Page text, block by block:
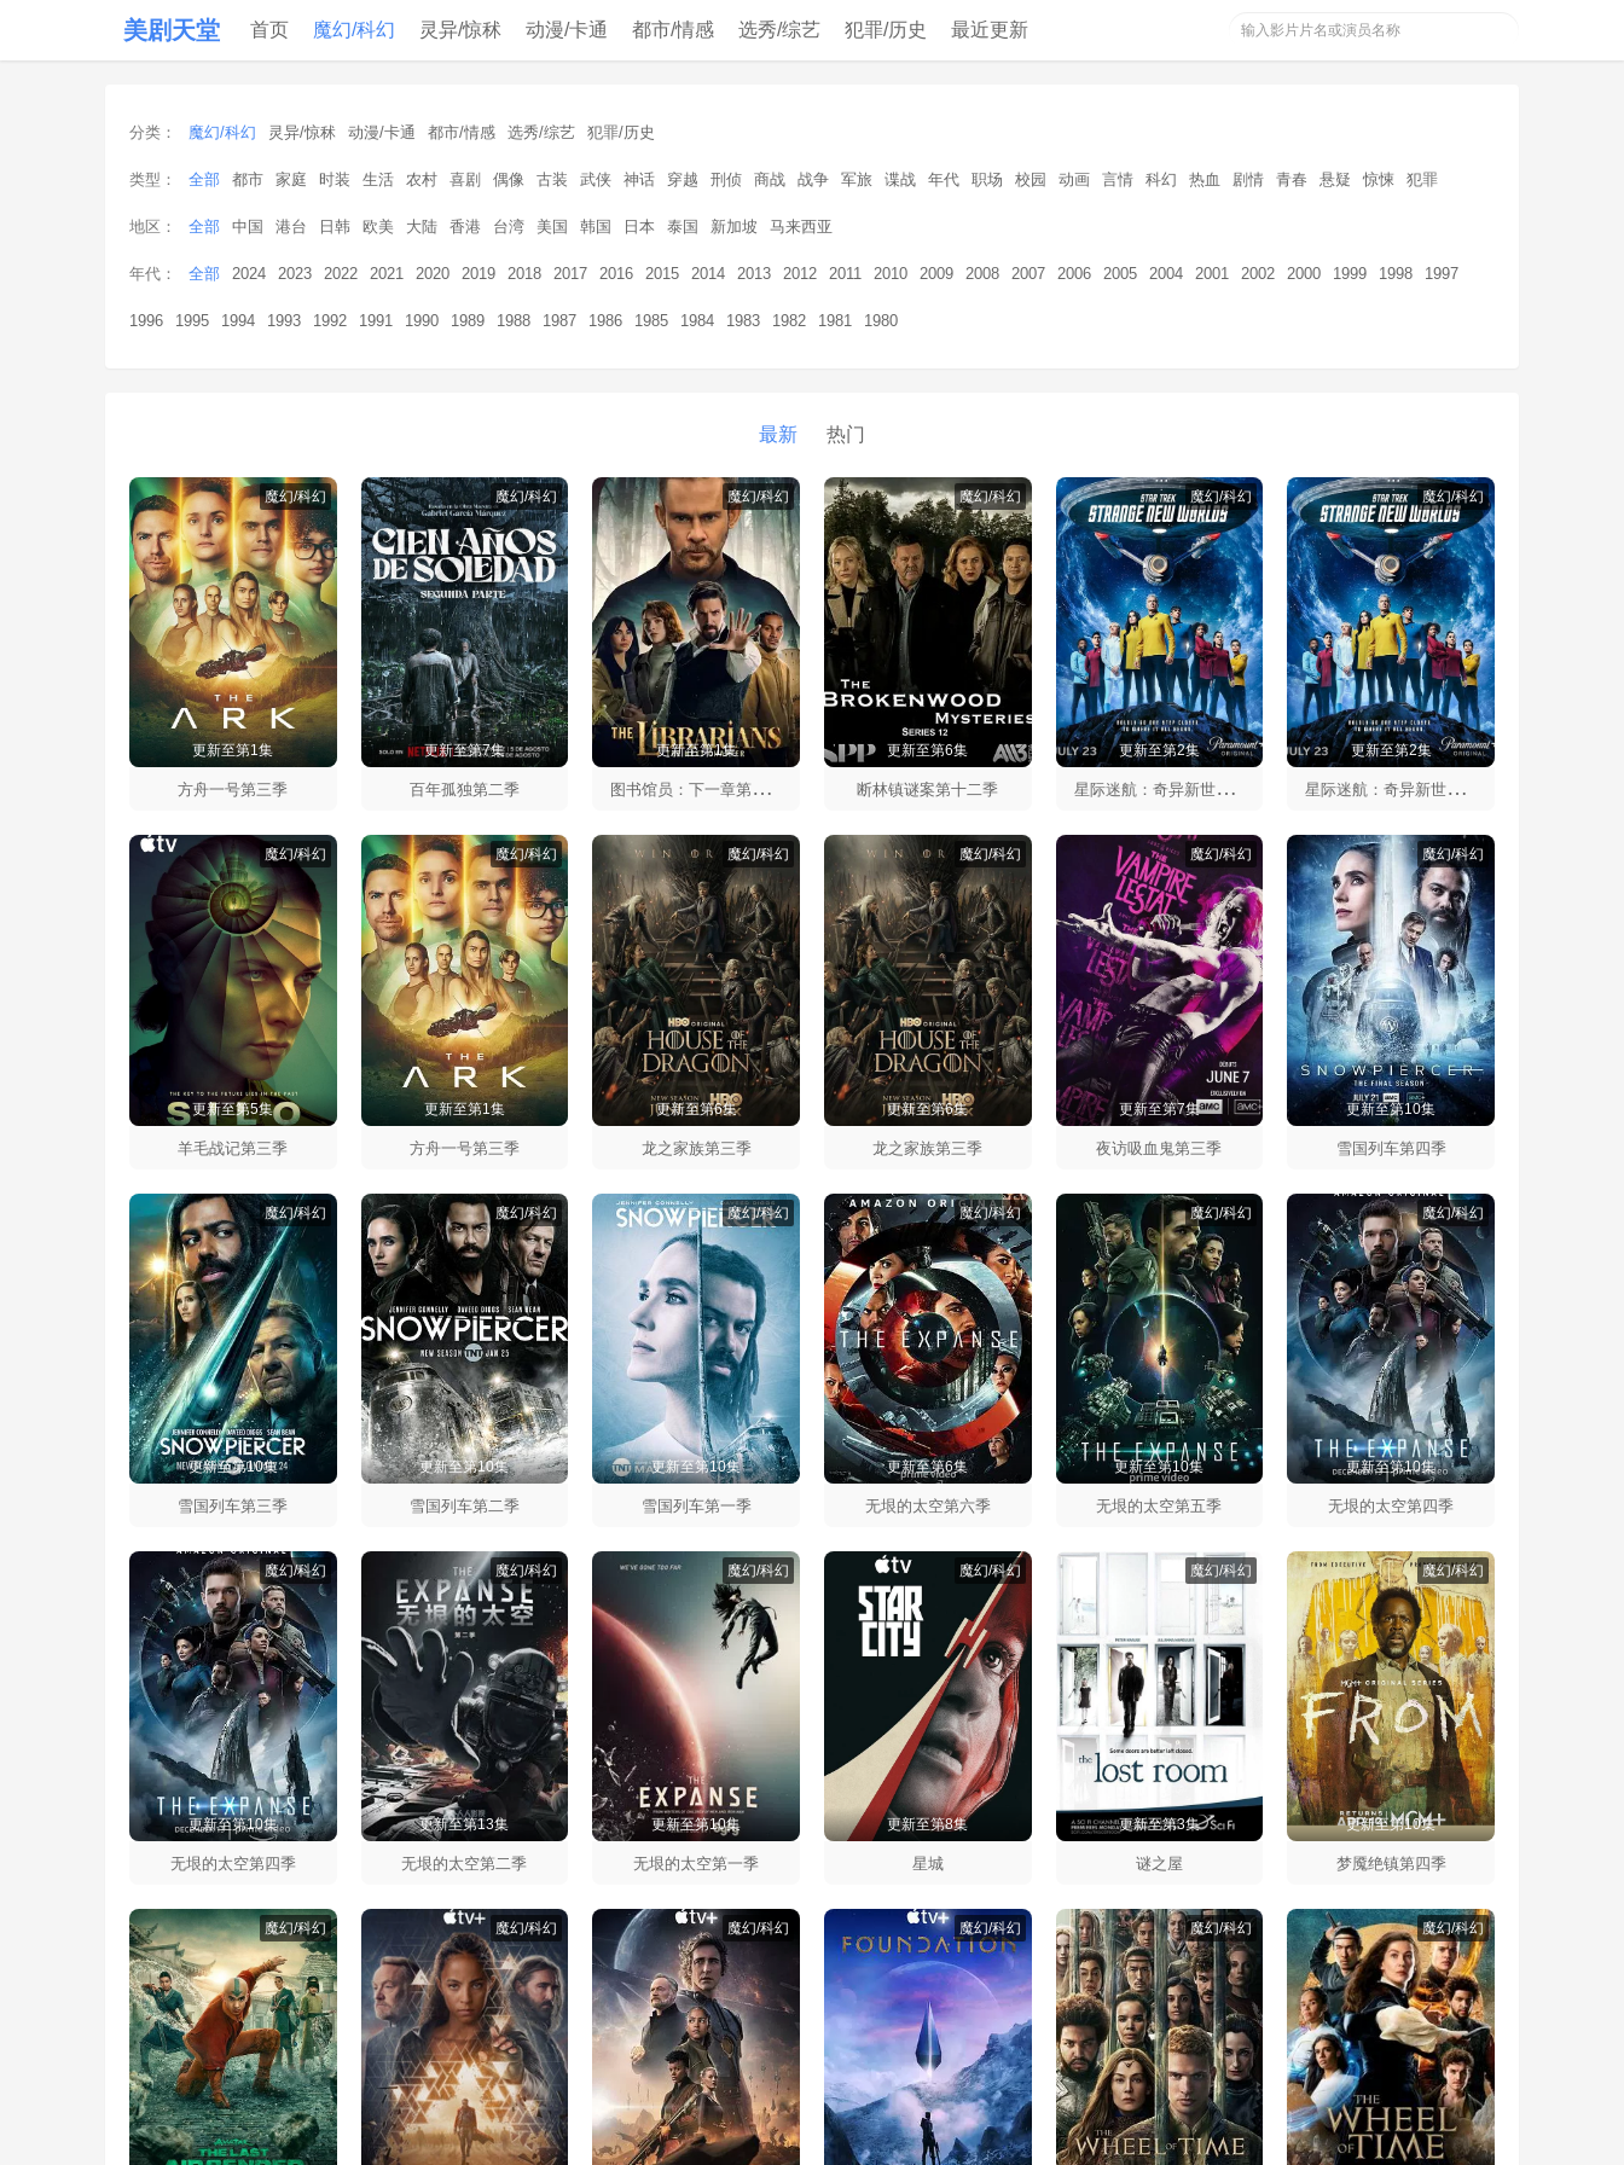
美剧天堂 首页 魔幻/科幻 灵异/惊秫 动漫/卡通 都市/情感 选秀/综艺 犯罪/历史 最近更新
分类： 魔幻/科幻 灵异/惊秫 动漫/卡通 都市/情感 选秀/综艺 犯罪/历史
类型： 全部 都市 家庭 时装 生活 农村 喜剧 偶像 古装 武侠 神话 穿越 刑侦 商战 战争 军旅 谍战 年代 职场 校园 动画 言情 科幻 热血 剧情 青春 悬疑 惊悚 犯罪
地区： 全部 中国 港台 日韩 欧美 大陆 香港 台湾 美国 韩国 日本 泰国 新加坡 马来西亚
年代： 全部 2024 2023 2022 2021 2020 2019 2018 2017 2016 2015 2014 2013 2012 2011 2010 2009 2008 2007 2006 2005 2004 2001 2002 2000 1999 1998 1997
1996 1995 1994 1993 1992 1991 1990 1989 1988 1987 1986 1985 1984 1983 1982 1981 1980
最新 热门
更新至第1集
魔幻/科幻
方舟一号第三季
更新至第7集
魔幻/科幻
百年孤独第二季
更新至第1集
魔幻/科幻
图
书馆员：下一章第二季
更新至第6集
魔幻/科幻
断林镇谜案第十二季
更新至第2集
魔幻/科幻
星
际迷航：奇异新世界第四季
更新至第2集
魔幻/科幻
星
际迷航：奇异新世界第四季
更新至第5集
魔幻/科幻
羊毛战记第三季
更新至第1集
魔幻/科幻
方舟一号第三季
更新至第6集
魔幻/科幻
龙之家族第三季
更新至第6集
魔幻/科幻
龙之家族第三季
更新至第7集
魔幻/科幻
夜访吸血鬼第三季
更新至第10集
魔幻/科幻
雪国列车第四季
更新至第10集
魔幻/科幻
雪国列车第三季
更新至第10集
魔幻/科幻
雪国列车第二季
更新至第10集
魔幻/科幻
雪国列车第一季
更新至第6集
魔幻/科幻
无垠的太空第六季
更新至第10集
魔幻/科幻
无垠的太空第五季
更新至第10集
魔幻/科幻
无垠的太空第四季
更新至第10集
魔幻/科幻
无垠的太空第四季
更新至第13集
魔幻/科幻
无垠的太空第二季
更新至第10集
魔幻/科幻
无垠的太空第一季
更新至第8集
魔幻/科幻
星城
更新至第3集
魔幻/科幻
谜之屋
更新至第10集
魔幻/科幻
梦魇绝镇第四季
魔幻/科幻 魔幻/科幻 魔幻/科幻 魔幻/科幻 魔幻/科幻 魔幻/科幻